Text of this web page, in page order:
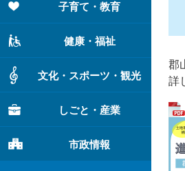
子育て・教育
健康・福祉
文化・スポーツ・観光
しごと・産業
市政情報
郡
詳